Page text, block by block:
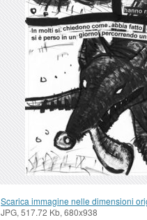
Scarica immagine nelle dimensioni
JPG, 517.72 Kb, 680x938